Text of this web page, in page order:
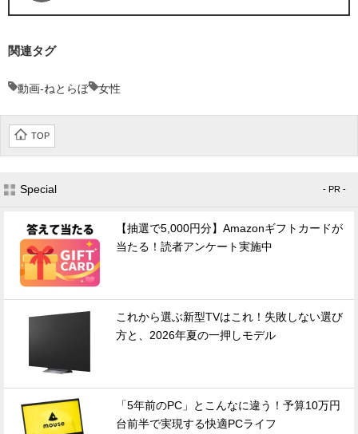
関連タグ
動画-ねとらぼ 女性
TOP
Special - PR -
【抽選で5,000円分】Amazonギフトカードが
当たる！読者アンケート実施中
これから選ぶ新型TVはこれ！失敗しない選び
方と、2026年夏の一押しモデル
「5年前のPC」とこんなに違う！予算10万円
台前半で実現する快適PCライフ